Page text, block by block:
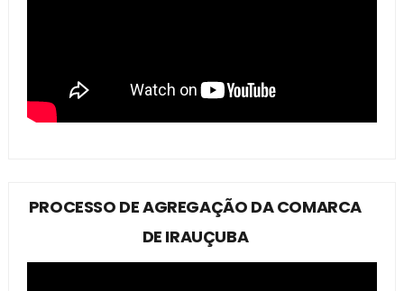
PROCESSO DE AGREGAÇÃO DA COMARCA
DE IRAUÇUBA